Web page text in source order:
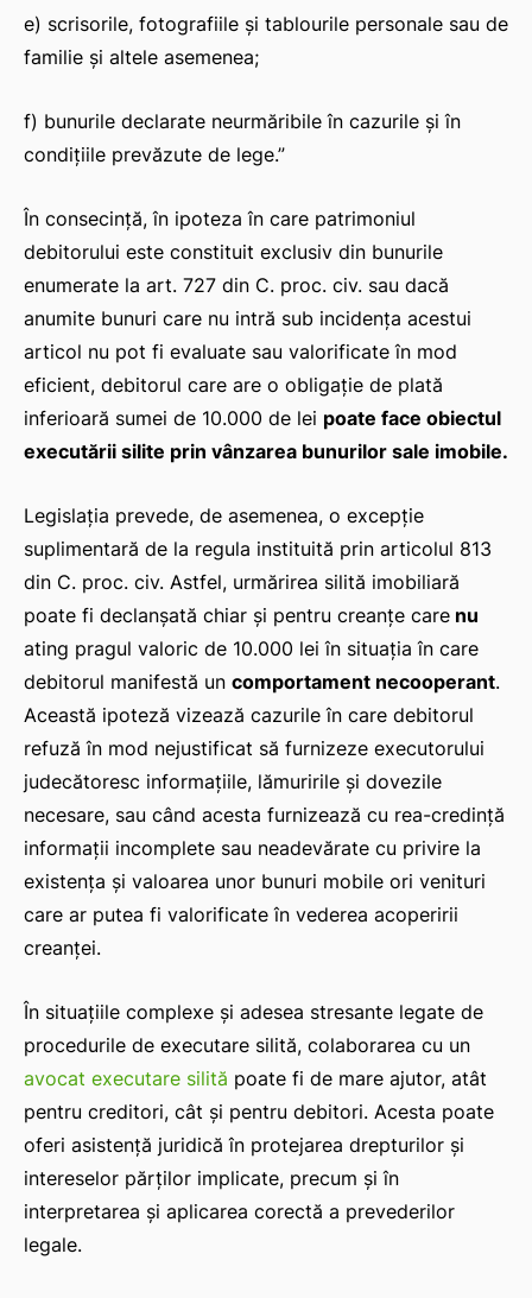
e) scrisorile, fotografiile şi tablourile personale sau de
familie şi altele asemenea;
f) bunurile declarate neurmăribile în cazurile şi în
condiţiile prevăzute de lege.”
În consecință, în ipoteza în care patrimoniul
debitorului este constituit exclusiv din bunurile
enumerate la art. 727 din C. proc. civ. sau dacă
anumite bunuri care nu intră sub incidența acestui
articol nu pot fi evaluate sau valorificate în mod
eficient, debitorul care are o obligație de plată
inferioară sumei de 10.000 de lei poate face obiectul
executării silite prin vânzarea bunurilor sale imobile.
Legislația prevede, de asemenea, o excepție
suplimentară de la regula instituită prin articolul 813
din C. proc. civ. Astfel, urmărirea silită imobiliară
poate fi declanșată chiar și pentru creanțe care nu
ating pragul valoric de 10.000 lei în situația în care
debitorul manifestă un comportament necooperant.
Această ipoteză vizează cazurile în care debitorul
refuză în mod nejustificat să furnizeze executorului
judecătoresc informațiile, lămuririle și dovezile
necesare, sau când acesta furnizează cu rea-credință
informații incomplete sau neadevărate cu privire la
existența și valoarea unor bunuri mobile ori venituri
care ar putea fi valorificate în vederea acoperirii
creanței.
În situațiile complexe și adesea stresante legate de
procedurile de executare silită, colaborarea cu un
avocat executare silită poate fi de mare ajutor, atât
pentru creditori, cât și pentru debitori. Acesta poate
oferi asistență juridică în protejarea drepturilor și
intereselor părților implicate, precum și în
interpretarea și aplicarea corectă a prevederilor
legale.